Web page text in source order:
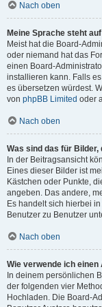
Nach oben
Meine Sprache steht
Meist hat die Board-
oder niemand hat das
einen Board-
installieren kann. Falls
es übersetzen würdest.
von phpBB Limited oder
Nach oben
Was sind das für
In der Beitragsansicht
Eines dieser Bilder ist
Kästchen oder Punkte,
angeben. Das andere,
Es handelt sich hierbei
Benutzer zu Benutzer
Nach oben
Wie verwende ich einen
In deinem persönlichen
der folgenden vier
Hochladen. Die Board-